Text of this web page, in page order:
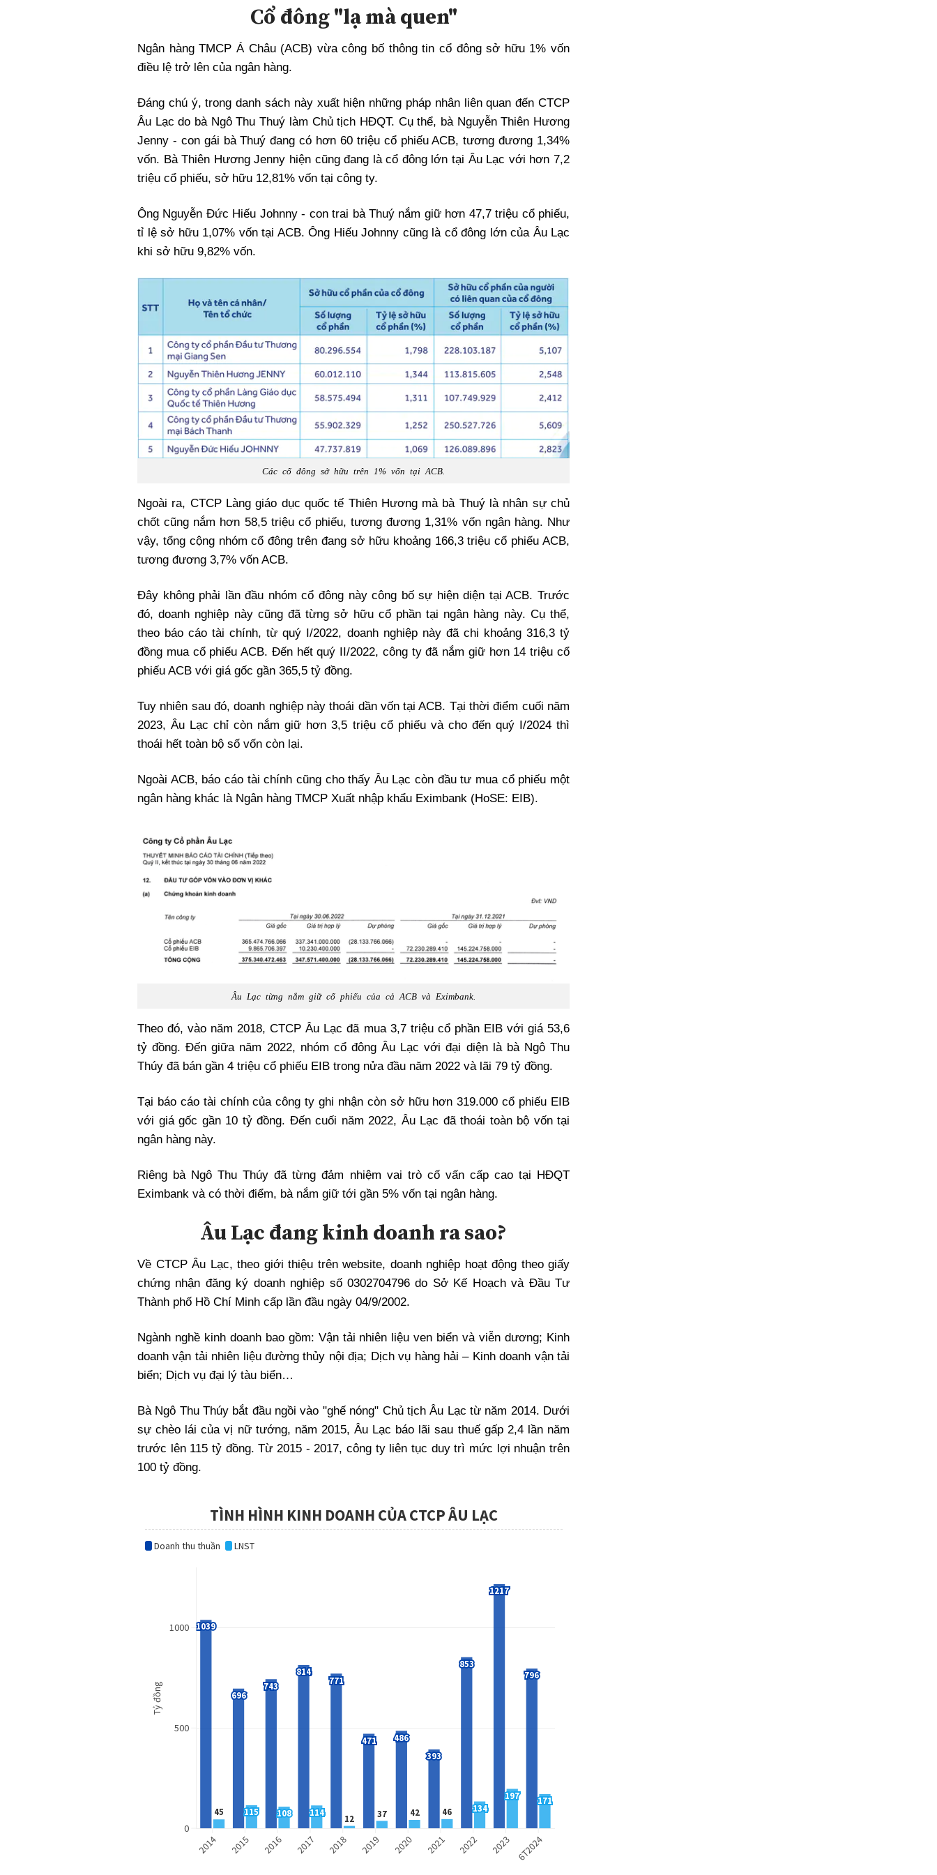
Cổ đông "lạ mà quen"
Ngân hàng TMCP Á Châu (ACB) vừa công bố thông tin cổ đông sở hữu 1% vốn
điều lệ trở lên của ngân hàng.
Đáng chú ý, trong danh sách này xuất hiện những pháp nhân liên quan đến CTCP
Âu Lạc do bà Ngô Thu Thuý làm Chủ tịch HĐQT. Cụ thể, bà Nguyễn Thiên Hương
Jenny - con gái bà Thuý đang có hơn 60 triệu cổ phiếu ACB, tương đương 1,34%
vốn. Bà Thiên Hương Jenny hiện cũng đang là cổ đông lớn tại Âu Lạc với hơn 7,2
triệu cổ phiếu, sở hữu 12,81% vốn tại công ty.
Ông Nguyễn Đức Hiếu Johnny - con trai bà Thuý nắm giữ hơn 47,7 triệu cổ phiếu,
tỉ lệ sở hữu 1,07% vốn tại ACB. Ông Hiếu Johnny cũng là cổ đông lớn của Âu Lạc
khi sở hữu 9,82% vốn.
Các cổ đông sở hữu trên 1% vốn tại ACB.
Ngoài ra, CTCP Làng giáo dục quốc tế Thiên Hương mà bà Thuý là nhân sự chủ
chốt cũng nắm hơn 58,5 triệu cổ phiếu, tương đương 1,31% vốn ngân hàng. Như
vậy, tổng cộng nhóm cổ đông trên đang sở hữu khoảng 166,3 triệu cổ phiếu ACB,
tương đương 3,7% vốn ACB.
Đây không phải lần đầu nhóm cổ đông này công bố sự hiện diện tại ACB. Trước
đó, doanh nghiệp này cũng đã từng sở hữu cổ phần tại ngân hàng này. Cụ thể,
theo báo cáo tài chính, từ quý I/2022, doanh nghiệp này đã chi khoảng 316,3 tỷ
đồng mua cổ phiếu ACB. Đến hết quý II/2022, công ty đã nắm giữ hơn 14 triệu cổ
phiếu ACB với giá gốc gần 365,5 tỷ đồng.
Tuy nhiên sau đó, doanh nghiệp này thoái dần vốn tại ACB. Tại thời điểm cuối năm
2023, Âu Lạc chỉ còn nắm giữ hơn 3,5 triệu cổ phiếu và cho đến quý I/2024 thì
thoái hết toàn bộ số vốn còn lại.
Ngoài ACB, báo cáo tài chính cũng cho thấy Âu Lạc còn đầu tư mua cổ phiếu một
ngân hàng khác là Ngân hàng TMCP Xuất nhập khẩu Eximbank (HoSE: EIB).
Âu Lạc từng nắm giữ cổ phiếu của cả ACB và Eximbank.
Theo đó, vào năm 2018, CTCP Âu Lạc đã mua 3,7 triệu cổ phần EIB với giá 53,6
tỷ đồng. Đến giữa năm 2022, nhóm cổ đông Âu Lạc với đại diện là bà Ngô Thu
Thúy đã bán gần 4 triệu cổ phiếu EIB trong nửa đầu năm 2022 và lãi 79 tỷ đồng.
Tại báo cáo tài chính của công ty ghi nhận còn sở hữu hơn 319.000 cổ phiếu EIB
với giá gốc gần 10 tỷ đồng. Đến cuối năm 2022, Âu Lạc đã thoái toàn bộ vốn tại
ngân hàng này.
Riêng bà Ngô Thu Thúy đã từng đảm nhiệm vai trò cố vấn cấp cao tại HĐQT
Eximbank và có thời điểm, bà nắm giữ tới gần 5% vốn tại ngân hàng.
Âu Lạc đang kinh doanh ra sao?
Về CTCP Âu Lạc, theo giới thiệu trên website, doanh nghiệp hoạt động theo giấy
chứng nhận đăng ký doanh nghiệp số 0302704796 do Sở Kế Hoạch và Đầu Tư
Thành phố Hồ Chí Minh cấp lần đầu ngày 04/9/2002.
Ngành nghề kinh doanh bao gồm: Vận tải nhiên liệu ven biển và viễn dương; Kinh
doanh vận tải nhiên liệu đường thủy nội địa; Dịch vụ hàng hải – Kinh doanh vận tải
biển; Dịch vụ đại lý tàu biển…
Bà Ngô Thu Thúy bắt đầu ngồi vào "ghế nóng" Chủ tịch Âu Lạc từ năm 2014. Dưới
sự chèo lái của vị nữ tướng, năm 2015, Âu Lạc báo lãi sau thuế gấp 2,4 lần năm
trước lên 115 tỷ đồng. Từ 2015 - 2017, công ty liên tục duy trì mức lợi nhuận trên
100 tỷ đồng.